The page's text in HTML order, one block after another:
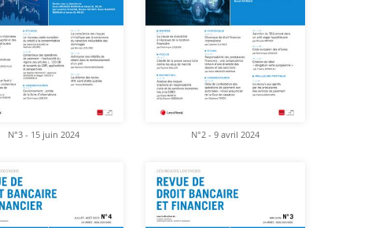
N°3 - 15 juin 2024 N°2 - 9 avril 2024